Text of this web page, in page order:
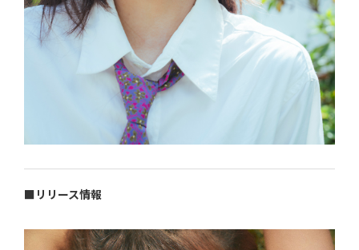
■リリース情報